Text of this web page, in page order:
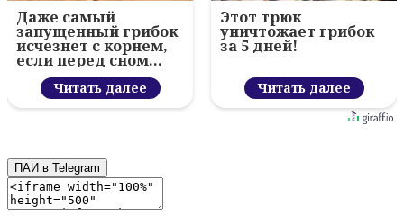
Даже самый
запущенный грибок
исчезнет с корнем,
если перед сном…
Читать далее
Этот трюк
уничтожает грибок
за 5 дней!
Читать далее
ПАИ в Telegram